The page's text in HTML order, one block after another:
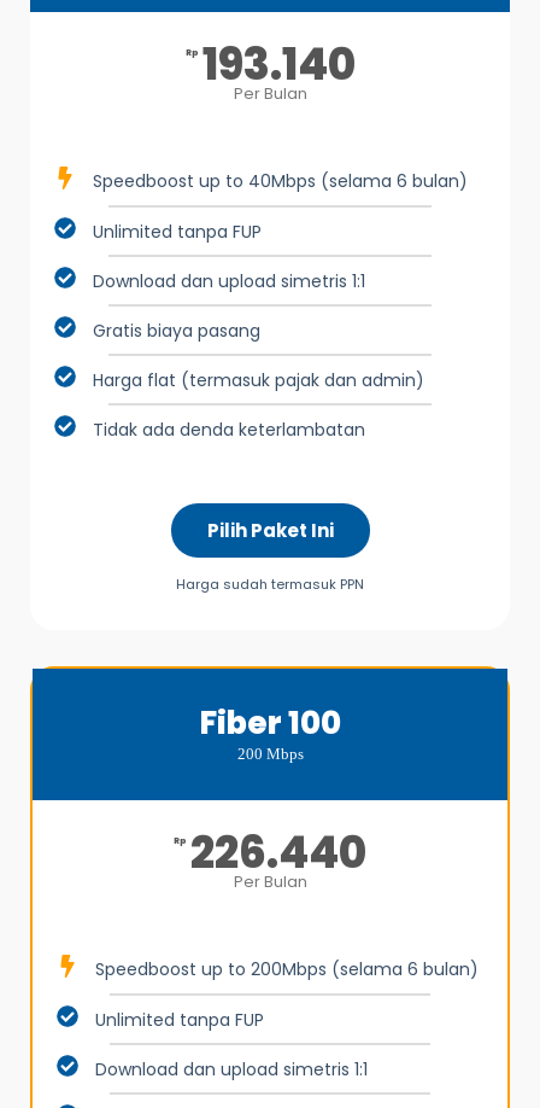
Rp 193.140
Per Bulan
Speedboost up to 40Mbps (selama 6 bulan)
Unlimited tanpa FUP
Download dan upload simetris 1:1
Gratis biaya pasang
Harga flat (termasuk pajak dan admin)
Tidak ada denda keterlambatan
Pilih Paket Ini
Harga sudah termasuk PPN
Fiber 100
200 Mbps
Rp 226.440
Per Bulan
Speedboost up to 200Mbps (selama 6 bulan)
Unlimited tanpa FUP
Download dan upload simetris 1:1